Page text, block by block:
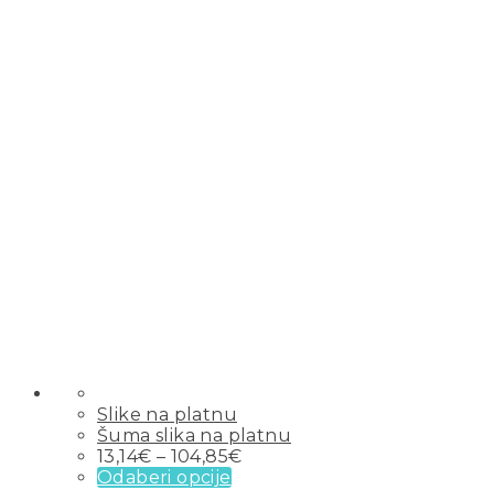
Slike na platnu
Šuma slika na platnu
13,14€ – 104,85€
Odaberi opcije